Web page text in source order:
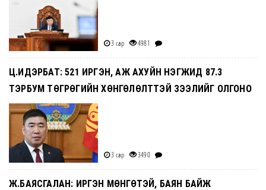
3 сар 4981
Ц.ИДЭРБАТ: 521 ИРГЭН, АЖ АХУЙН НЭГЖИД 87.3
ТЭРБУМ ТӨГРӨГИЙН ХӨНГӨЛӨЛТТЭЙ ЗЭЭЛИЙГ ОЛГОНО
3 сар 3490
Ж.БАЯСГАЛАН: ИРГЭН МӨНГӨТЭЙ, БАЯН БАЙЖ